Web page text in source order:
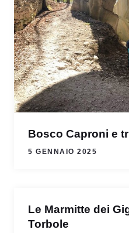
Bosco Caproni e
5 GENNAIO 2025
Le Marmitte dei
Torbole